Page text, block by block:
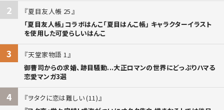
2
夏目友人帳 25
「夏目友人帳」コラボはんこ「夏目はんこ帳」 キャラクターイラスト
を使用した可愛らしいはんこ
3
天堂家物語 1
御曹司からの求婚、跡目騒動...大正ロマンの世界にどっぷりハマる
恋愛マンガ3選
4
ヲタクに恋は難しい (11)